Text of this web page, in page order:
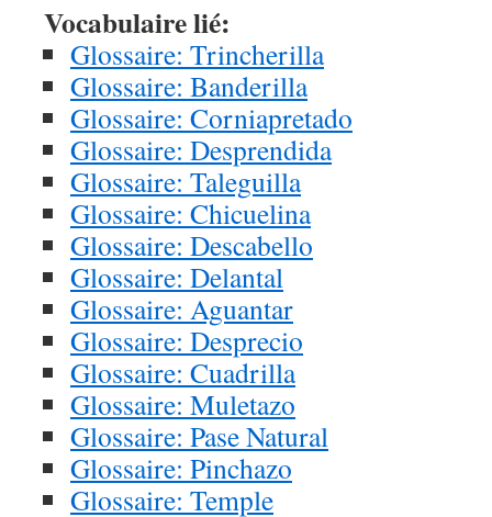
Vocabulaire lié:
Glossaire: Trincherilla
Glossaire: Banderilla
Glossaire: Corniapretado
Glossaire: Desprendida
Glossaire: Taleguilla
Glossaire: Chicuelina
Glossaire: Descabello
Glossaire: Delantal
Glossaire: Aguantar
Glossaire: Desprecio
Glossaire: Cuadrilla
Glossaire: Muletazo
Glossaire: Pase Natural
Glossaire: Pinchazo
Glossaire: Temple